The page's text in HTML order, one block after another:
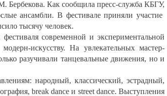
Бербекова. Как сообщила пресс-служба КБГУ,
ансамбли. В фестивале приняли участие
тысячу человек.
современной и экспериментальной
искусству. На увлекательных мастер-
разучивали танцевальные движения, но и
народный, классический, эстрадный,
break dance и street dance. Выступления